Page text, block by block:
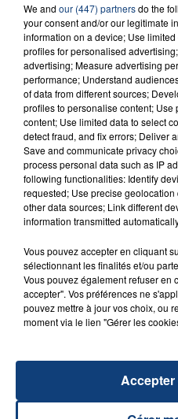
FIL D'ACTU
23 juillet 2026
INCENDIE MORTEL À
SON BÉBÉ ENTRE LA
aspergé sa compagne
d'un liquide inflammable.
We and our (447) partnersdo the
your consent and/or our legitimate
information on a device; Use
profiles for personalised
advertising; Measure advertising
performance; Understand
of data from different sources;
profiles to personalise content;
content; Use limited data to select
detect fraud, and fix errors; Deliver
Save and communicate privacy
process personal data such as IP
following functionalities: Identify
requested; Use precise
other data sources; Link different
information transmitted
Vous pouvez accepter en cliquant
sélectionnant les finalités et/ou
Vous pouvez également refuser en
accepter". Vos préférences ne
pouvez mettre à jour vos choix, ou
moment via le lien "Gérer les
Accepter